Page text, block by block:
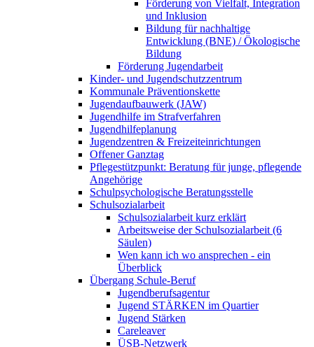
Förderung von Vielfalt, Integration
und Inklusion
Bildung für nachhaltige
Entwicklung (BNE) / Ökologische
Bildung
Förderung Jugendarbeit
Kinder- und Jugendschutzzentrum
Kommunale Präventionskette
Jugendaufbauwerk (JAW)
Jugendhilfe im Strafverfahren
Jugendhilfeplanung
Jugendzentren & Freizeiteinrichtungen
Offener Ganztag
Pflegestützpunkt: Beratung für junge, pflegende
Angehörige
Schulpsychologische Beratungsstelle
Schulsozialarbeit
Schulsozialarbeit kurz erklärt
Arbeitsweise der Schulsozialarbeit (6
Säulen)
Wen kann ich wo ansprechen - ein
Überblick
Übergang Schule-Beruf
Jugendberufsagentur
Jugend STÄRKEN im Quartier
Jugend Stärken
Careleaver
ÜSB-Netzwerk